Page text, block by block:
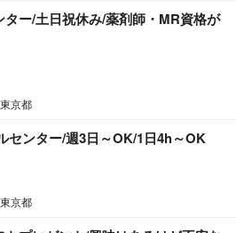
ー/土日祝休み/薬剤師・MR資格が
京都
センター/週3日～OK/1日4h～OK
京都